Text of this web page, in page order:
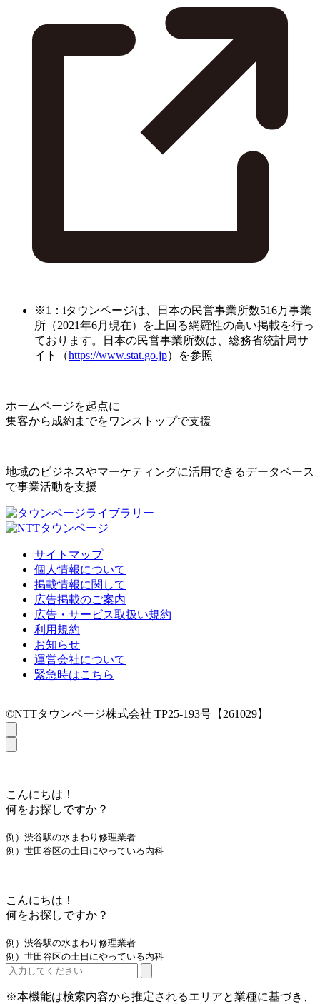
※1：iタウンページは、日本の民営事業所数516万事業
所（2021年6月現在）を上回る網羅性の高い掲載を行っ
ております。日本の民営事業所数は、総務省統計局サ
イト（https://www.stat.go.jp）を参照
ホームページを起点に
集客から成約までをワンストップで支援
地域のビジネスやマーケティングに活用できるデータベース
で事業活動を支援
サイトマップ
個人情報について
掲載情報に関して
広告掲載のご案内
広告・サービス取扱い規約
利用規約
お知らせ
運営会社について
緊急時はこちら
©NTTタウンページ株式会社 TP25-193号【261029】
こんにちは！
何をお探しですか？
例）渋谷駅の水まわり修理業者
例）世田谷区の土日にやっている内科
こんにちは！
何をお探しですか？
例）渋谷駅の水まわり修理業者
例）世田谷区の土日にやっている内科
※本機能は検索内容から推定されるエリアと業種に基づき、